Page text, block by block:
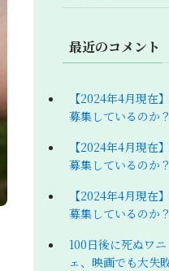
最近のコメント
【2024年4月現在
募集しているのか
【2024年4月現在
募集しているのか
【2024年4月現在
募集しているのか
100日後に死ぬワ
ェ、映画でも大失